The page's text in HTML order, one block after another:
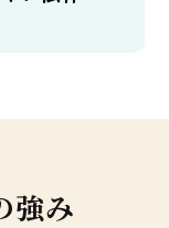
強み